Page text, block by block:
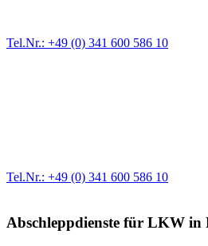
Tel.Nr.: +49 (0) 341 600 586 10
Tel.Nr.: +49 (0) 341 600 586 10
Abschleppdienste für LKW